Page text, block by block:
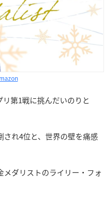
第1戦に挑んだいのりと
され4位と、世界の壁を痛感
ダリストのライリー・フォ